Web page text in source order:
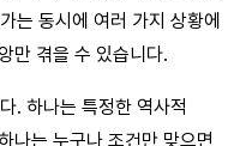
는 동시에 여러 가지 상황에
만 겪을 수 있습니다.
. 하나는 특정한 역사적
나는 누구나 조건만 맞으면